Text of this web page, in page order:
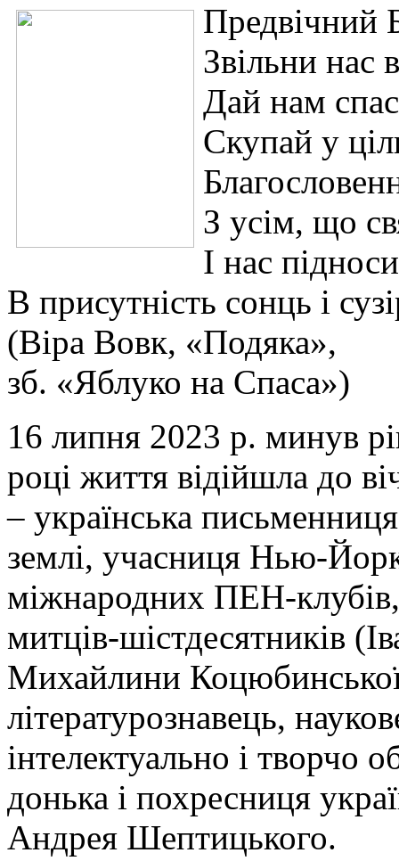
Предвічний
Звільни нас
Дай нам
Скупай у
З усім, що
І нас
В присутність сонць і
(Віра Вовк, «Подяка»,
зб. «Яблуко на Спаса»)
16 липня 2023 р. минув
році життя відійшла до
– українська
землі, учасниця Нью-
міжнародних ПЕН-
митців-шістдесятників
Михайлини
літературознавець,
інтелектуально і творчо
донька і похресниця
Андрея Шептицького.